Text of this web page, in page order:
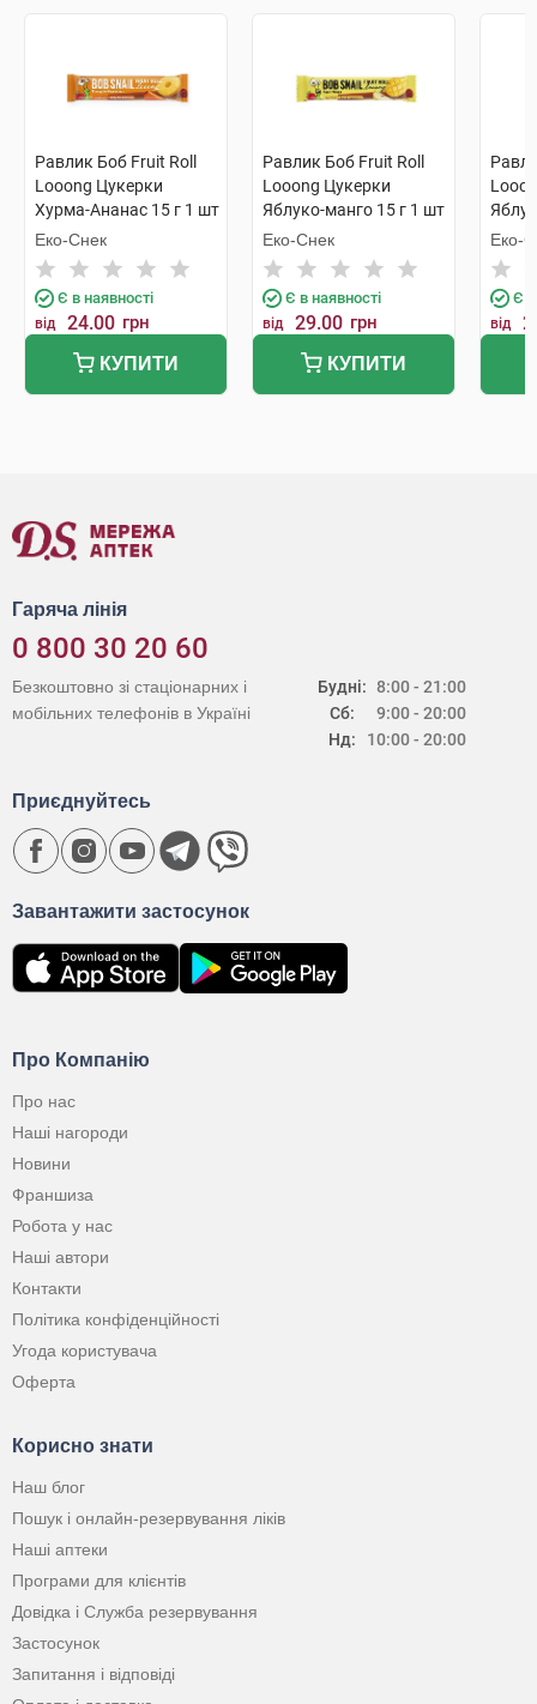
Равлик Боб Fruit Roll
Looong Цукерки
Хурма-Ананас 15 г 1 шт
Еко-Снек
Є в наявності
від 24.00 грн
КУПИТИ
Равлик Боб Fruit Roll
Looong Цукерки
Яблуко-манго 15 г 1 шт
Еко-Снек
Є в наявності
від 29.00 грн
КУПИТИ
шт
Еко-
Є в
від
Гаряча лінія
0 800 30 20 60
Будні:
Сб:
Нд:
8:00 - 21:00
9:00 - 20:00
10:00 - 20:00
Безкоштовно зі стаціонарних і
мобільних телефонів в Україні
Про Компанію
Про нас
Наші нагороди
Новини
Франшиза
Робота у нас
Наші автори
Контакти
Політика конфіденційності
Угода користувача
Оферта
Корисно знати
Наш блог
Пошук і онлайн-резервування ліків
Наші аптеки
Програми для клієнтів
Довідка і Служба резервування
Застосунок
Запитання і відповіді
Завантажити застосунок
Приєднуйтесь